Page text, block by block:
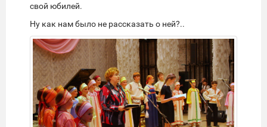
свой юбилей.
Ну как нам было не рассказать о ней?..